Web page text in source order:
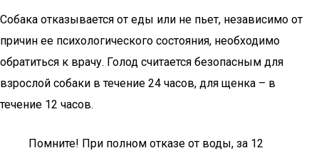
Собака отказывается от еды или не пьет, независимо от
причин ее психологического состояния, необходимо
обратиться к врачу. Голод считается безопасным для
взрослой собаки в течение 24 часов, для щенка – в
течение 12 часов.
Помните! При полном отказе от воды, за 12